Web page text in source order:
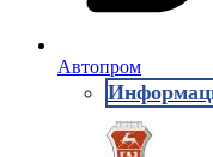
Автопром